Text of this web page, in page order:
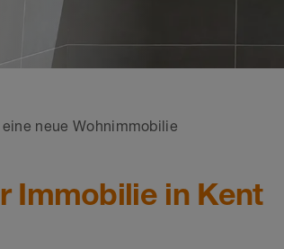
neue Wohnimmobilie
Immobilie in Kent